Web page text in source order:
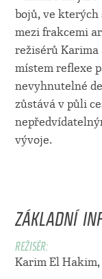
bojů, ve kterých
mezi frakcemi
režisérů Karima
místem reflexe
nevyhnutelné
zůstává v půli
vývoje.
ZÁKLADNÍ
REŽISÉR:
Karim El Hakim,